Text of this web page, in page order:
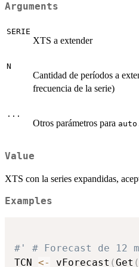
Arguments
SERIE
XTS a extender
N
Cantidad de períodos a
frecuencia de la serie)
...
Otros parámetros para
Value
XTS con la series expandidas,
Examples
#' # Forecast de 12
TCN <- vForecast (Get (